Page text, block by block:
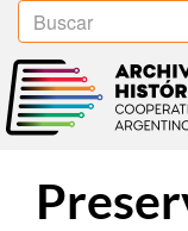
Pasar
contenido
principal
Buscar